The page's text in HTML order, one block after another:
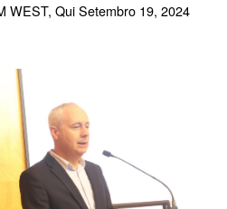
WEST, Qui Setembro 19, 2024